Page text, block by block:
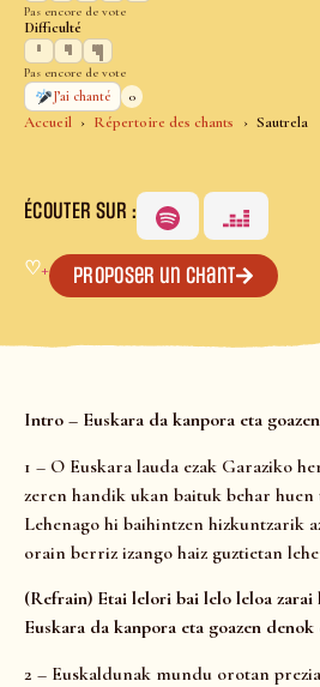
Accueil Répertoire des chants Sautrela
Pas encore de vote
Difficulté
Pas encore de vote
J’ai chanté
0
ÉCOUTER SUR :
♡+ Proposer un chant
Intro – Euskara da kanpora eta
1 – O Euskara lauda ezak Garaziko
zeren handik ukan baituk behar
Lehenago hi baihintzen hizkuntzarik
orain berriz izango haiz guztietan
(Refrain) Etai lelori bai lelo leloa zarai
Euskara da kanpora eta goazen denok
2 – Euskaldunak mundu orotan